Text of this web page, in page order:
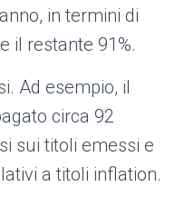
in termini di
il restante 91%.
Ad esempio, il
circa 92
sui titoli emessi e
a titoli inflation.